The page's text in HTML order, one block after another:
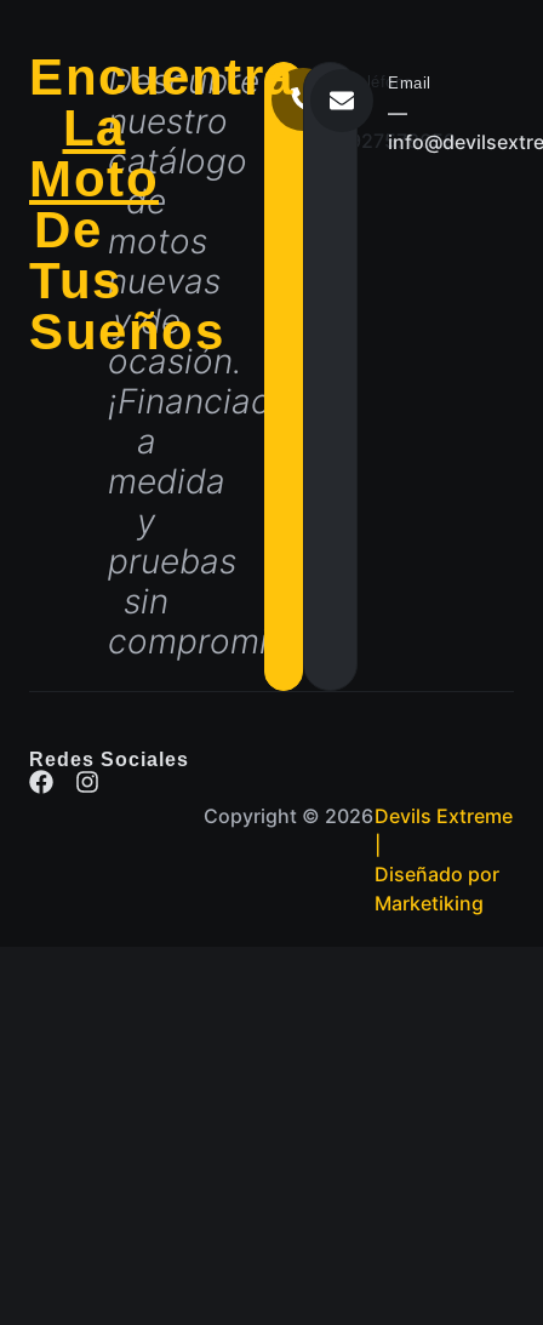
Encuentra
La
Moto
De
Tus
Sueños
Descubre
nuestro
catálogo
de
motos
nuevas
y de
ocasión.
¡Financiación
a
medida
y
pruebas
sin
compromiso!
Teléfono
―
927578659
Email
―
Copyright © 2026Devils Extreme
Diseñado por
Marketiking
Redes Sociales